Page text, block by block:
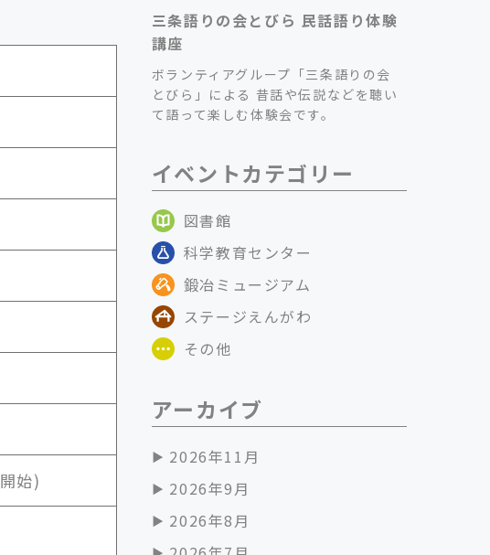
始)
三条語りの会とびら 民話語り体験
講座
ボランティアグループ「三条語りの会
とびら」による 昔話や伝説などを聴い
て語って楽しむ体験会です。
イベントカテゴリー
図書館
科学教育センター
鍛冶ミュージアム
ステージえんがわ
その他
アーカイブ
2026年11月
2026年9月
2026年8月